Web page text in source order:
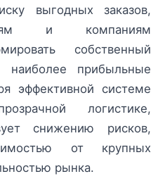
выгодных заказов,
и компаниям
собственный
прибыльные
эффективной системе
логистике,
снижению рисков,
от крупных
рынка.